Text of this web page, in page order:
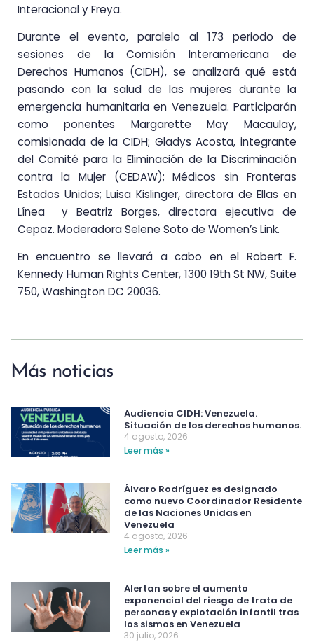
Interacional y Freya.
Durante el evento, paralelo al 173 periodo de
sesiones de la Comisión Interamericana de
Derechos Humanos (CIDH), se analizará qué está
pasando con la salud de las mujeres durante la
emergencia humanitaria en Venezuela. Participarán
como ponentes Margarette May Macaulay,
comisionada de la CIDH; Gladys Acosta, integrante
del Comité para la Eliminación de la Discriminación
contra la Mujer (CEDAW); Médicos sin Fronteras
Estados Unidos; Luisa Kislinger, directora de Ellas en
Línea y Beatriz Borges, directora ejecutiva de
Cepaz. Moderadora Selene Soto de Women’s Link.
En encuentro se llevará a cabo en el Robert F.
Kennedy Human Rights Center, 1300 19th St NW, Suite
750, Washington DC 20036.
Más noticias
Audiencia CIDH: Venezuela.
Situación de los derechos humanos.
4 agosto, 2026
Leer más »
Álvaro Rodríguez es designado
como nuevo Coordinador Residente
de las Naciones Unidas en
Venezuela
4 agosto, 2026
Leer más »
Alertan sobre el aumento
exponencial del riesgo de trata de
personas y explotación infantil tras
los sismos en Venezuela
30 julio, 2026